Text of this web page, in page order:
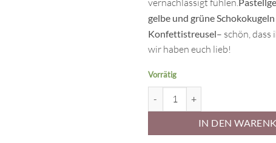
gelbe und grüne
Konfettistreusel– schön, dass
wir haben euch lieb!
Vorrätig
IN DEN